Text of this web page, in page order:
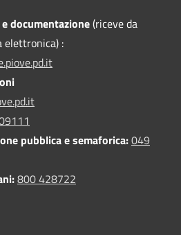
documentazione(riceve da
elettronica) :
pubblica e semaforica:049
800 428722